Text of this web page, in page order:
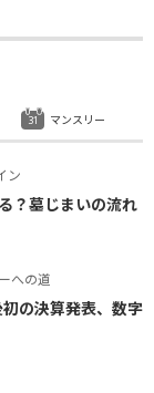
ン
？墓じまいの流れ
への道
の決算発表、数字
マンスリー